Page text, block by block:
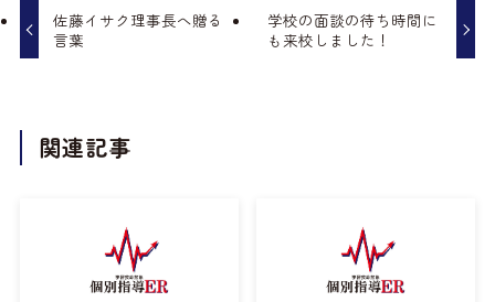
佐藤イサク理事長へ贈る
言葉
学校の面談の待ち時間に
も来校しました！
関連記事